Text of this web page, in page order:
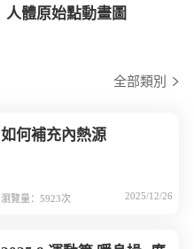
人體原始點動畫圖
全部類別
如何補充內熱源
瀏覽量：5923次 2025/12/26